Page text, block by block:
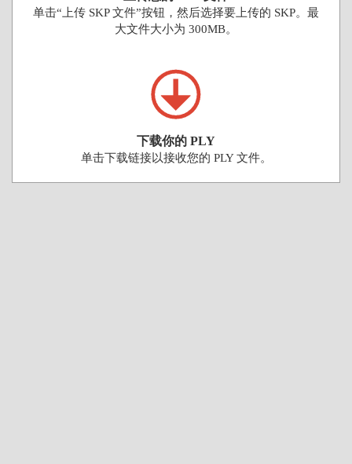
单击“上传 SKP 文件”按钮，然后选择要上传的 SKP。最
大文件大小为 300MB。
下载你的 PLY
单击下载链接以接收您的 PLY 文件。